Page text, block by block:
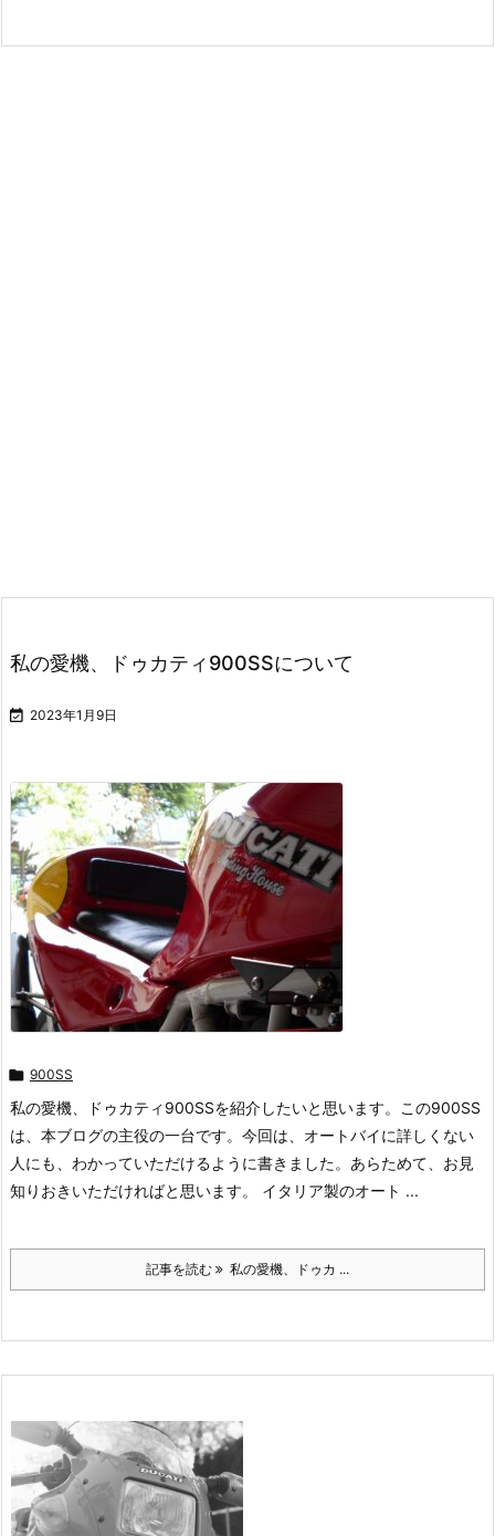
私の愛機、ドゥカティ900SSについて
 2023年1月9日
 900SS
私の愛機、ドゥカティ900SSを紹介したいと思います。この900SS
は、本ブログの主役の一台です。今回は、オートバイに詳しくない
人にも、わかっていただけるように書きました。あらためて、お見
知りおきいただければと思います。 イタリア製のオート ...
記事を読む 私の愛機、ドゥカ ...